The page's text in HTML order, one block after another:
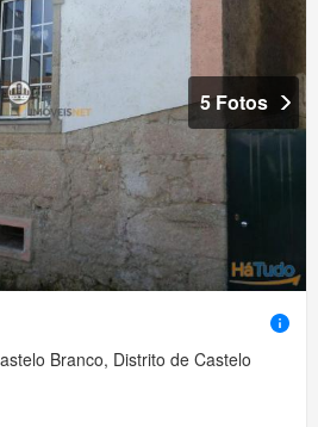
5 Fotos
Branco, Distrito de Castelo